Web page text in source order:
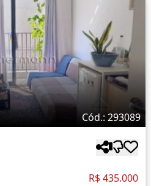
Cód.: 293089
R$ 435.000